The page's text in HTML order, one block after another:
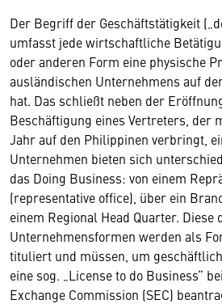
Der Begriff der Geschäftstätigkeit
umfasst jede wirtschaftliche
oder anderen Form eine physische
ausländischen Unternehmens auf
hat. Das schließt neben der
Beschäftigung eines Vertreters, der
Jahr auf den Philippinen verbringt,
Unternehmen bieten sich
das Doing Business: von einem
(representative office), über ein
einem Regional Head Quarter. Diese
Unternehmensformen werden als
tituliert und müssen, um
eine sog. „License to do Business“
Exchange Commission (SEC)